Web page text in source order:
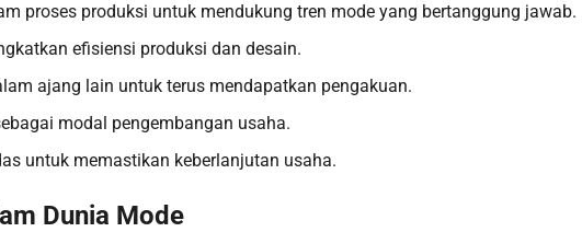
proses produksi untuk mendukung tren mode yang bertanggung jawab.
efisiensi produksi dan desain.
ajang lain untuk terus mendapatkan pengakuan.
modal pengembangan usaha.
untuk memastikan keberlanjutan usaha.
Dunia Mode